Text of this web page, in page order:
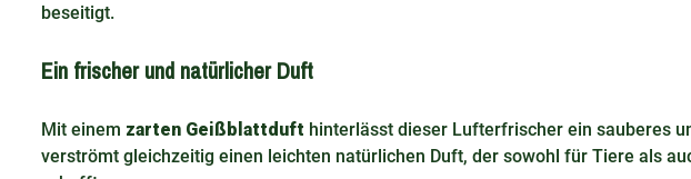
beseitigt.
Ein frischer und natürlicher Duft
Mit einem zarten Geißblattduft hinterlässt dieser Lufterfrischer ein sauberes
verströmt gleichzeitig einen leichten natürlichen Duft, der sowohl für Tiere als